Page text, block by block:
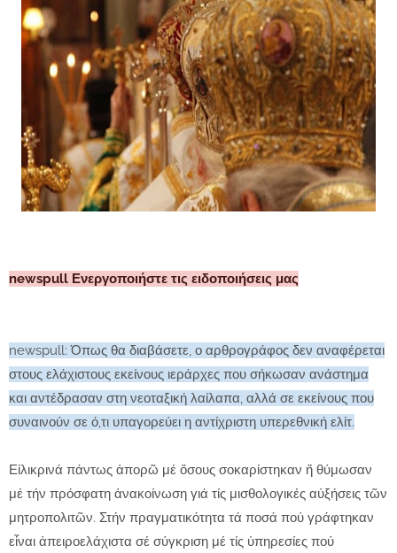
newspull Ενεργοποιήστε τις ειδοποιήσεις μας
newspull: Όπως θα διαβάσετε, ο αρθρογράφος δεν αναφέρεται
στους ελάχιστους εκείνους ιεράρχες που σήκωσαν ανάστημα
και αντέδρασαν στη νεοταξική λαίλαπα, αλλά σε εκείνους που
συναινούν σε ό,τι υπαγορεύει η αντίχριστη υπερεθνική ελίτ.
Εἰλικρινά πάντως ἀπορῶ μέ ὅσους σοκαρίστηκαν ἤ θύμωσαν
μέ τήν πρόσφατη ἀνακοίνωση γιά τίς μισθολογικές αὐξήσεις τῶν
μητροπολιτῶν. Στήν πραγματικότητα τά ποσά πού γράφτηκαν
εἶναι ἀπειροελάχιστα σέ σύγκριση μέ τίς ὑπηρεσίες πού